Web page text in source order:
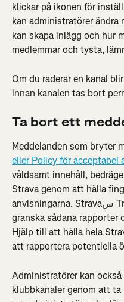
klickar på ikonen för
kan administratörer ändra
kan skapa inlägg och hur
medlemmar och tysta,
Om du raderar en kanal
innan kanalen tas bort
Ta bort ett
Meddelanden som bryter
eller Policy för acceptabel
våldsamt innehåll,
Strava genom att hålla
anvisningarna. Stravaس Trust & Safety-team kommer att
granska sådana rapporter
Hjälp till att hålla hela
att rapportera potentiella
Administratörer kan
klubbkanaler genom att